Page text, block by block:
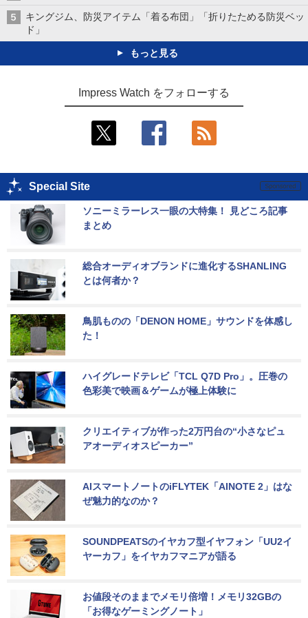
キングジム、防災アイテム「着る布団」「折りたためる防災ベッ
ド」
もっと見る
Impress Watch をフォローする
Special Site
ソニーミラーレス一眼の大特集！ 見どころ記事
まとめ
総合オーディオブランドに進化するSHANLING
とは何者か？
鳥肌ものの「DENON HOME」サウンドを体感し
た！
ハイグレードテレビ「TCL Q7D Pro」。圧巻の
色彩美で映画＆ゲームが極上体験に
クリエイティブが作った2万円台の“小さなピュ
アオーディオスピーカー”
AIスマートノートのiFLYTEK「AINOTE 2」はな
ぜ魅力的なのか？
SOUNDPEATSのイヤカフ型イヤフォン「UU2イ
ヤーカフ」をイヤカフマニアが語る
お値段そのままでメモリ倍増！メモリ32GBの
「お得なゲーミングノート」